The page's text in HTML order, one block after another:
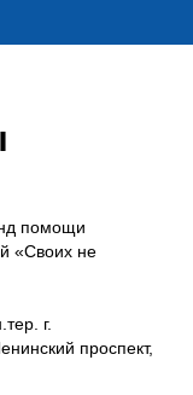
помощи
«Своих не
г.
проспект,